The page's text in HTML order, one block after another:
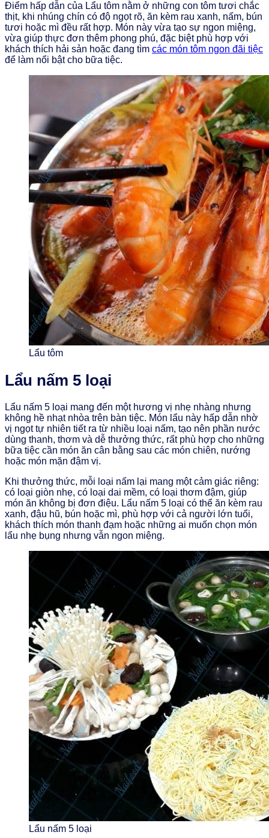
Điểm hấp dẫn của Lẩu tôm nằm ở những con tôm tươi chắc
thịt, khi nhúng chín có độ ngọt rõ, ăn kèm rau xanh, nấm, bún
tươi hoặc mì đều rất hợp. Món này vừa tạo sự ngon miệng,
vừa giúp thực đơn thêm phong phú, đặc biệt phù hợp với
khách thích hải sản hoặc đang tìm các món tôm ngon đãi tiệc
để làm nổi bật cho bữa tiệc.
Lẩu tôm
Lẩu nấm 5 loại
Lẩu nấm 5 loại mang đến một hương vị nhẹ nhàng nhưng
không hề nhạt nhòa trên bàn tiệc. Món lẩu này hấp dẫn nhờ
vị ngọt tự nhiên tiết ra từ nhiều loại nấm, tạo nên phần nước
dùng thanh, thơm và dễ thưởng thức, rất phù hợp cho những
bữa tiệc cần món ăn cân bằng sau các món chiên, nướng
hoặc món mặn đậm vị.
Khi thưởng thức, mỗi loại nấm lại mang một cảm giác riêng:
có loại giòn nhẹ, có loại dai mềm, có loại thơm đậm, giúp
món ăn không bị đơn điệu. Lẩu nấm 5 loại có thể ăn kèm rau
xanh, đậu hũ, bún hoặc mì, phù hợp với cả người lớn tuổi,
khách thích món thanh đạm hoặc những ai muốn chọn món
lẩu nhẹ bụng nhưng vẫn ngon miệng.
Lẩu nấm 5 loại